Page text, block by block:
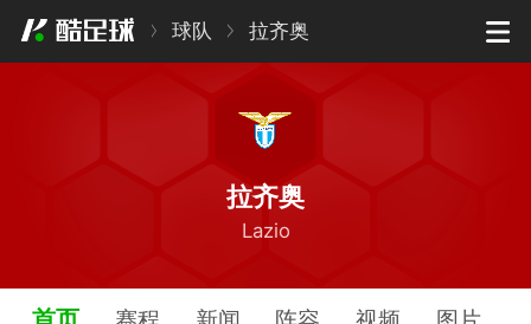
球队 拉齐奥
拉齐奥
Lazio